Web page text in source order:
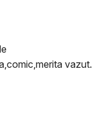
vazut.